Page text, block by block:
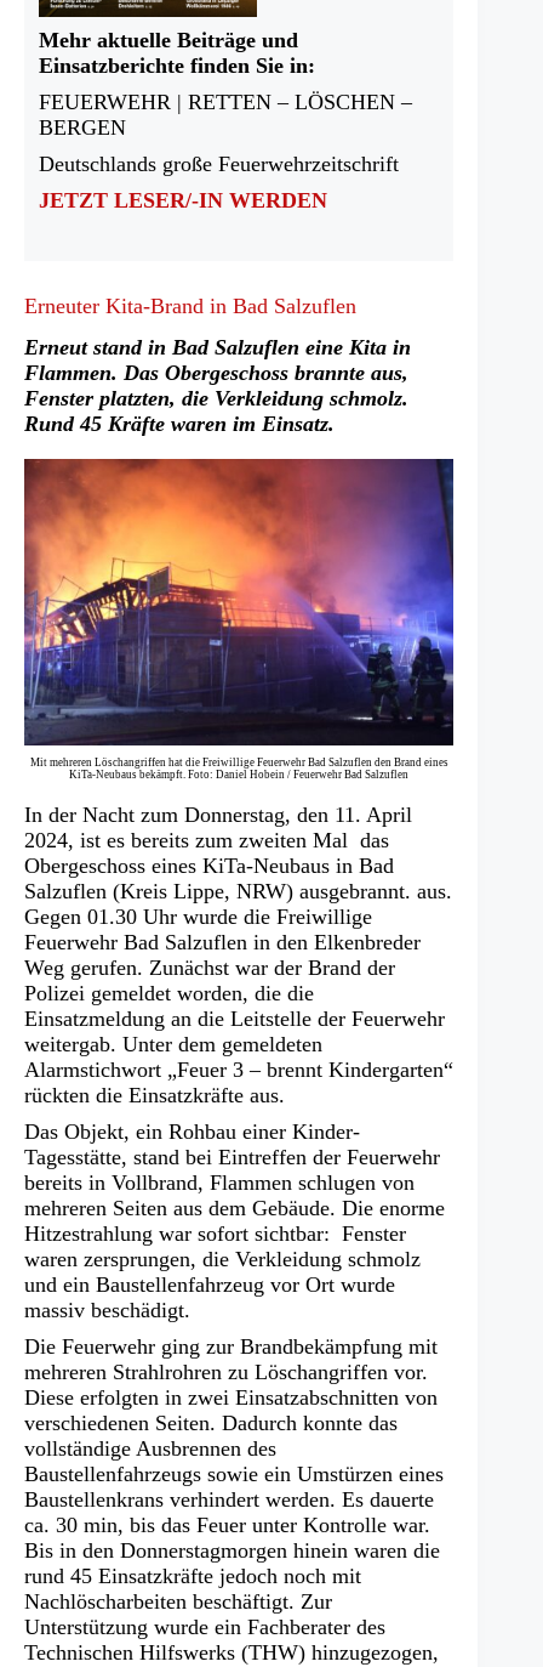
Mehr aktuelle Beiträge und
Einsatzberichte finden Sie in:
FEUERWEHR | RETTEN – LÖSCHEN –
BERGEN
Deutschlands große Feuerwehrzeitschrift
JETZT LESER/-IN WERDEN
Erneuter Kita-Brand in Bad Salzuflen
Erneut stand in Bad Salzuflen eine Kita in
Flammen. Das Obergeschoss brannte aus,
Fenster platzten, die Verkleidung schmolz.
Rund 45 Kräfte waren im Einsatz.
Mit mehreren Löschangriffen hat die Freiwillige Feuerwehr Bad Salzuflen den Brand eines
KiTa-Neubaus bekämpft. Foto: Daniel Hobein / Feuerwehr Bad Salzuflen
In der Nacht zum Donnerstag, den 11. April
2024, ist es bereits zum zweiten Mal das
Obergeschoss eines KiTa-Neubaus in Bad
Salzuflen (Kreis Lippe, NRW) ausgebrannt. aus.
Gegen 01.30 Uhr wurde die Freiwillige
Feuerwehr Bad Salzuflen in den Elkenbreder
Weg gerufen. Zunächst war der Brand der
Polizei gemeldet worden, die die
Einsatzmeldung an die Leitstelle der Feuerwehr
weitergab. Unter dem gemeldeten
Alarmstichwort „Feuer 3 – brennt Kindergarten“
rückten die Einsatzkräfte aus.
Das Objekt, ein Rohbau einer Kinder-
Tagesstätte, stand bei Eintreffen der Feuerwehr
bereits in Vollbrand, Flammen schlugen von
mehreren Seiten aus dem Gebäude. Die enorme
Hitzestrahlung war sofort sichtbar: Fenster
waren zersprungen, die Verkleidung schmolz
und ein Baustellenfahrzeug vor Ort wurde
massiv beschädigt.
Die Feuerwehr ging zur Brandbekämpfung mit
mehreren Strahlrohren zu Löschangriffen vor.
Diese erfolgten in zwei Einsatzabschnitten von
verschiedenen Seiten. Dadurch konnte das
vollständige Ausbrennen des
Baustellenfahrzeugs sowie ein Umstürzen eines
Baustellenkrans verhindert werden. Es dauerte
ca. 30 min, bis das Feuer unter Kontrolle war.
Bis in den Donnerstagmorgen hinein waren die
rund 45 Einsatzkräfte jedoch noch mit
Nachlöscharbeiten beschäftigt. Zur
Unterstützung wurde ein Fachberater des
Technischen Hilfswerks (THW) hinzugezogen,